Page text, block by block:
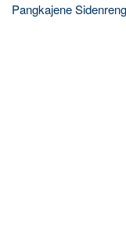
Pangkajene